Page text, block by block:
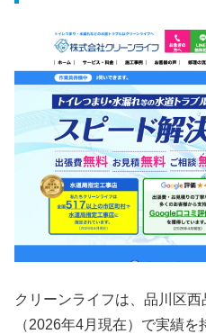
クリーンライフは、品川区
（2026年4月現在）で実績